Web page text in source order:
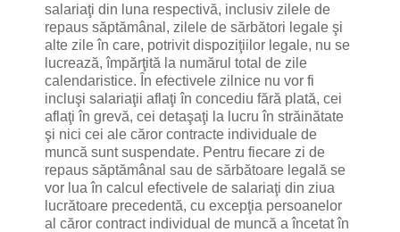
salariaţi din luna respectivă, inclusiv zilele de
repaus săptămânal, zilele de sărbători legale şi
alte zile în care, potrivit dispoziţiilor legale, nu se
lucrează, împărţită la numărul total de zile
calendaristice. În efectivele zilnice nu vor fi
incluşi salariaţii aflaţi în concediu fără plată, cei
aflaţi în grevă, cei detaşaţi la lucru în străinătate
şi nici cei ale căror contracte individuale de
muncă sunt suspendate. Pentru fiecare zi de
repaus săptămânal sau de sărbătoare legală se
vor lua în calcul efectivele de salariaţi din ziua
lucrătoare precedentă, cu excepţia persoanelor
al căror contract individual de muncă a încetat în